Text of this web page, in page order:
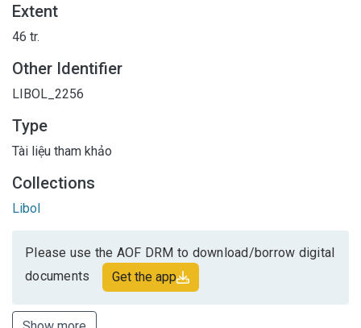
Extent
46 tr.
Other Identifier
LIBOL_2256
Type
Tài liệu tham khảo
Collections
Libol
Please use the AOF DRM to download/borrow digital
documents
Get the app